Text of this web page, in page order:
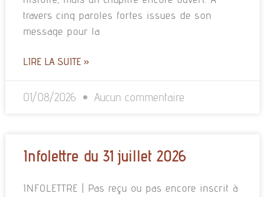
travers cinq paroles fortes issues de son
message pour la
LIRE LA SUITE »
01/08/2026 Aucun commentaire
Infolettre du 31 juillet 2026
INFOLETTRE | Pas reçu ou pas encore inscrit à